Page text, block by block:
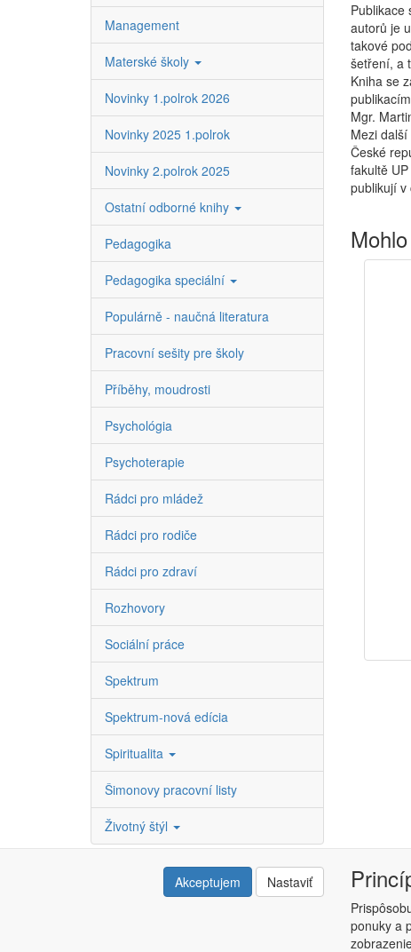
Management
Materské školy
Novinky 1.polrok 2026
Novinky 2025 1.polrok
Novinky 2.polrok 2025
Ostatní odborné knihy
Pedagogika
Pedagogika speciální
Populárně - naučná literatura
Pracovní sešity pre školy
Příběhy, moudrosti
Psychológia
Psychoterapie
Rádci pro mládež
Rádci pro rodiče
Rádci pro zdraví
Rozhovory
Sociální práce
Spektrum
Spektrum-nová edícia
Spiritualita
Šimonovy pracovní listy
Životný štýl
Publikace
autorů je
takové
šetření, a
Kniha se
Mgr.
Mezi
České
fakultě
publikují v
Obchodné
Akceptujem Nastaviť
ponuky a